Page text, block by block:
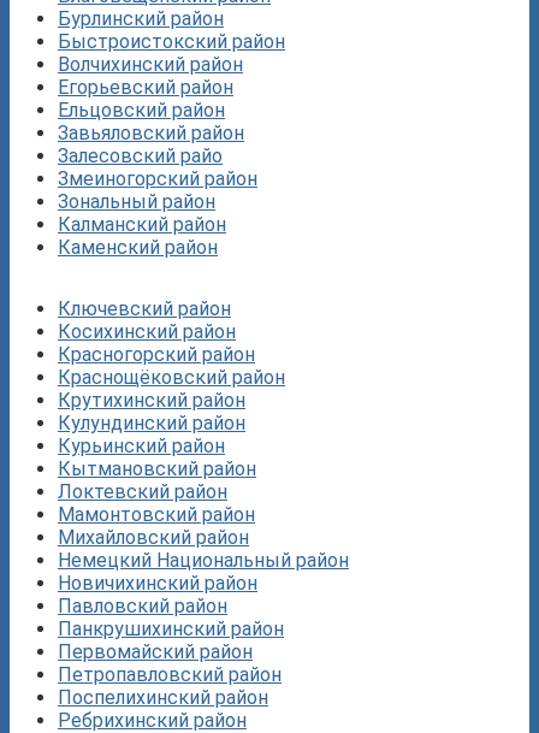
Бурлинский район
Быстроистокский район
Волчихинский район
Егорьевский район
Ельцовский район
Завьяловский район
Залесовский райо
Змеиногорский район
Зональный район
Калманский район
Каменский район
Ключевский район
Косихинский район
Красногорский район
Краснощёковский район
Крутихинский район
Кулундинский район
Курьинский район
Кытмановский район
Локтевский район
Мамонтовский район
Михайловский район
Немецкий Национальный район
Новичихинский район
Павловский район
Панкрушихинский район
Первомайский район
Петропавловский район
Поспелихинский район
Ребрихинский район